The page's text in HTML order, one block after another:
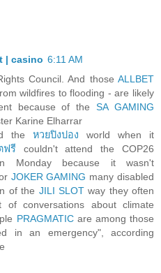
| casino 6:11 AM
Council. And those ALLBET
wildfires to flooding - are likely
because of theSA GAMING
Karine Elharrar
the หวยปิงปอง world when it
ฟรีcouldn't attend the COP26
because it wasn't
JOKER GAMING many disabled
of the JILI SLOTway they often
conversations about climate
PRAGMATICare among those
in an emergency", according